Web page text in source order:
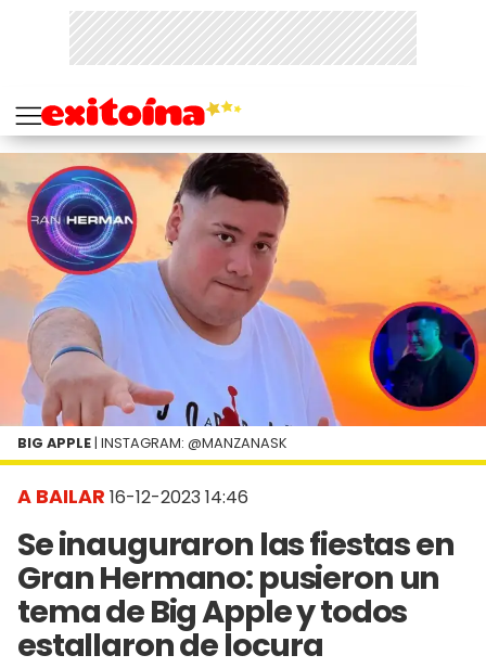
A BAILAR 16-12-2023 14:46
Se inauguraron las fiestas en
Gran Hermano: pusieron un
tema de Big Apple y todos
estallaron de locura
BIG APPLE | INSTAGRAM: @MANZANASK